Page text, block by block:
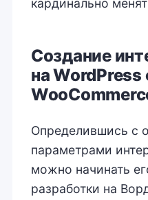
кардинально
Создание
на WordPress
Определившись с
параметрами
можно начинать
разработки на